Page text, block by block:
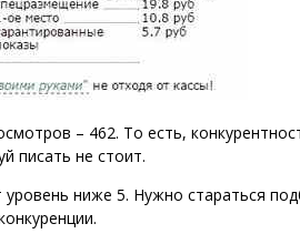
– 462. То есть,
писать не стоит.
ниже 5. Нужно стараться